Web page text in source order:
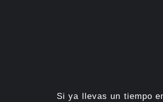
Si ya llevas un tiempo